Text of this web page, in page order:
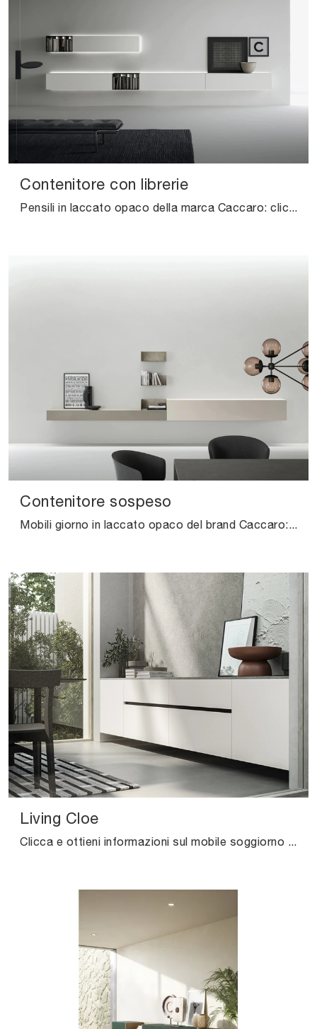
Contenitore con librerie
Pensili in laccato opaco della marca Caccaro: clicca e scopri il modello Contenitore con librerie tra le più originali soluzioni per il living.
Contenitore sospeso
Mobili giorno in laccato opaco del brand Caccaro: clicca e scopri il modello Contenitore sospeso tra le più originali soluzioni per il living.
Living Cloe
Clicca e ottieni informazioni sul mobile soggiorno Living Cloe Arredo3 in laccato opaco: arreda un soggiorno pratico e operativo.